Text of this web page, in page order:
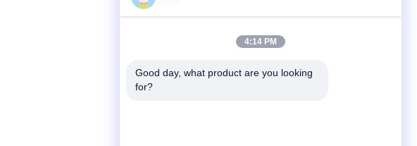
টেলিফোন:
4:14 PM
Good day, what product are you looking
for?